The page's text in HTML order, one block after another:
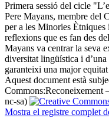
Primera sessió del cicle
Pere Mayans, membre del
per a les Minories Ètniques
reflexions que es fan des
Mayans va centrar la seva
diversitat lingüística i
garanteixi una major equitat ​
Aquest document està
Commons:Reconeixement
nc-sa)
Mostra el registre complet